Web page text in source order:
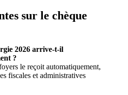
sur le chèque
2026 arrive-t-il
?
le reçoit automatiquement,
fiscales et administratives